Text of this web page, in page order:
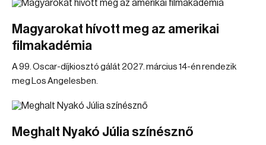
Magyarokat hívott meg az amerikai
filmakadémia
A 99. Oscar-díjkiosztó gálát 2027. március 14-én rendezik
meg Los Angelesben.
Meghalt Nyakó Júlia színésznő